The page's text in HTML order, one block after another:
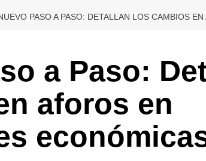
PASO A PASO: DETALLAN LOS CAMBIOS
a Paso:
aforos en